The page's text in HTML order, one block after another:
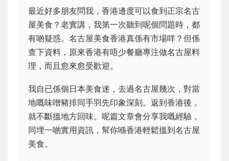
最近好多朋友問我，香港邊度可以食到正宗名古
屋美食？老實講，我第一次聽到呢個問題時，都
有啲疑惑。名古屋美食香港真係有市場咩？但係
查下資料，原來香港有唔少餐廳專注做名古屋料
理，而且愈來愈受歡迎。
我自已係個日本美食迷，去過名古屋幾次，對當
地嘅味噌豬排同手羽先印象深刻。返到香港後，
就不斷搵地方回味。呢篇文章會分享我嘅經驗，
同埋一啲實用資訊，幫你喺香港輕鬆搵到名古屋
美食。